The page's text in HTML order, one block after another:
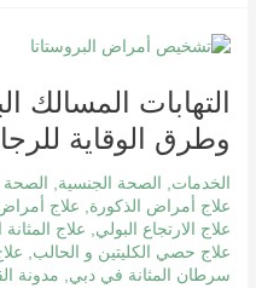
التهابات المسالك
وطرق الوقاية
الخدمات, الصحة الجنسية, الصحة
علاج أمراض الذكورة, علاج
علاج الارتجاع البولي, علاج المثانة
علاج حصي الكليتين و الحالب,
سرطان المثانة في دبي, مدونة
التهابات
البولية:
أعراض،
علاج
وطرق
الوقاية
للرجال
والنساء